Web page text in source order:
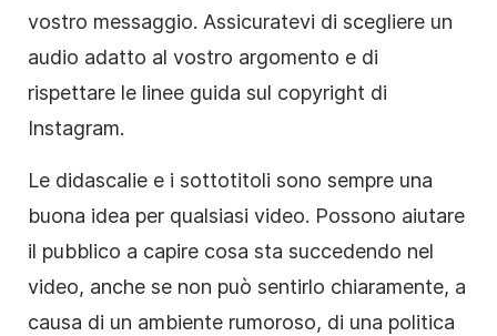
vostro messaggio. Assicuratevi di scegliere un
audio adatto al vostro argomento e di
rispettare le linee guida sul copyright di
Instagram.
Le didascalie e i sottotitoli sono sempre una
buona idea per qualsiasi video. Possono aiutare
il pubblico a capire cosa sta succedendo nel
video, anche se non può sentirlo chiaramente, a
causa di un ambiente rumoroso, di una politica